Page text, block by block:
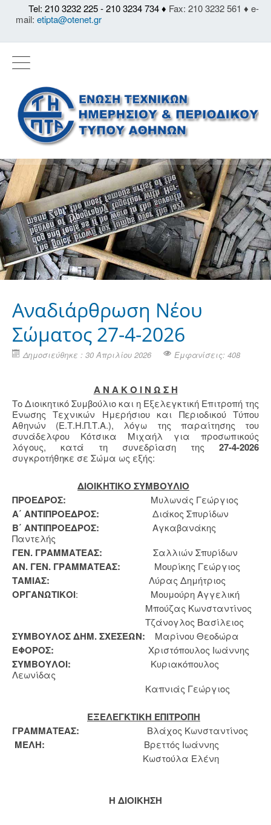
Tel: 210 3232 225 - 210 3234 734 ♦ Fax: 210 3232 561 ♦ e-
mail: etipta@otenet.gr
Αναδιάρθρωση Νέου
Σώματος 27-4-2026
Δημοσιεύθηκε : 30 Απριλίου 2026 Εμφανίσεις: 408
Α Ν Α Κ Ο Ι Ν Ω Σ Η
Το Διοικητικό Συμβούλιο και η Εξελεγκτική Επιτροπή της
Ένωσης Τεχνικών Ημερήσιου και Περιοδικού Τύπου
Αθηνών (Ε.Τ.Η.Π.Τ.Α.), λόγω της παραίτησης του
συνάδελφου Κότσικα Μιχαήλ για προσωπικούς
λόγους, κατά τη συνεδρίαση της 27-4-2026
συγκροτήθηκε σε Σώμα ως εξής:
ΔΙΟΙΚΗΤΙΚΟ ΣΥΜΒΟΥΛΙΟ
ΠΡΟΕΔΡΟΣ:
Μυλωνάς Γεώργιος
Α΄ ΑΝΤΙΠΡΟΕΔΡΟΣ: Διάκος Σπυρίδων
Β΄ ΑΝΤΙΠΡΟΕΔΡΟΣ:
Αγκαβανάκης
Παντελής
ΓΕΝ. ΓΡΑΜΜΑΤΕΑΣ: Σαλλιών Σπυρίδων
ΑΝ. ΓΕΝ. ΓΡΑΜΜΑΤΕΑΣ: Μουρίκης Γεώργιος
ΤΑΜΙΑΣ: Λύρας Δημήτριος
ΟΡΓΑΝΩΤΙΚΟΙ: Μουμούρη Αγγελική
Μπούζας Κωνσταντίνος
Τζάνογλος Βασίλειος
ΣΥΜΒΟΥΛΟΣ ΔΗΜ. ΣΧΕΣΕΩΝ: Μαρίνου Θεοδώρα
ΕΦΟΡΟΣ: Χριστόπουλος Ιωάννης
ΣΥΜΒΟΥΛΟΙ: Κυριακόπουλος
Λεωνίδας
Καπνιάς Γεώργιος
ΕΞΕΛΕΓΚΤΙΚΗ ΕΠΙΤΡΟΠΗ
ΓΡΑΜΜΑΤΕΑΣ: Βλάχος Κωνσταντίνος
ΜΕΛΗ: Βρεττός Ιωάννης
Κωστούλα Ελένη
H ΔΙΟΙΚΗΣΗ